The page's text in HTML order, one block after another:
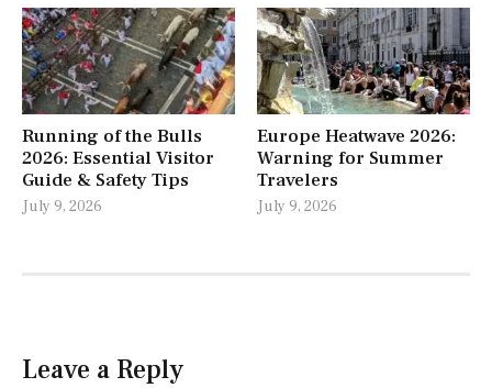
Running of the Bulls
2026: Essential Visitor
Guide & Safety Tips
July 9, 2026
Europe Heatwave 2026:
Warning for Summer
Travelers
July 9, 2026
Leave a Reply